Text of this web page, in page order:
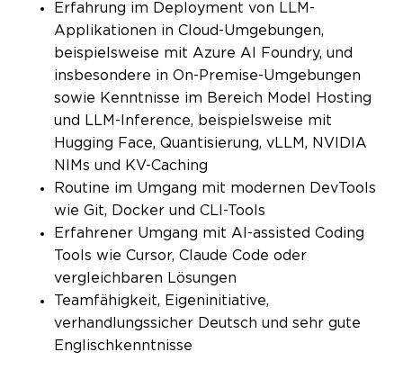
Erfahrung im Deployment von LLM-
Applikationen in Cloud-Umgebungen,
beispielsweise mit Azure AI Foundry, und
insbesondere in On-Premise-Umgebungen
sowie Kenntnisse im Bereich Model Hosting
und LLM-Inference, beispielsweise mit
Hugging Face, Quantisierung, vLLM, NVIDIA
NIMs und KV-Caching
Routine im Umgang mit modernen DevTools
wie Git, Docker und CLI-Tools
Erfahrener Umgang mit AI-assisted Coding
Tools wie Cursor, Claude Code oder
vergleichbaren Lösungen
Teamfähigkeit, Eigeninitiative,
verhandlungssicher Deutsch und sehr gute
Englischkenntnisse